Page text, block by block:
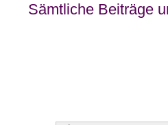
Sämtliche Beiträge